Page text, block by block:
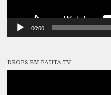
00:00
DROPS EM PAUTA TV